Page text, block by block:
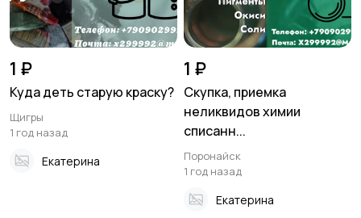
1 ₽
Куда деть старую краску?
Щигры
1 год назад
Екатерина
1 ₽
Скупка, приемка
неликвидов химии
списанн...
Поронайск
1 год назад
Екатерина